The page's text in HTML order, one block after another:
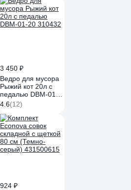
3 450 ₽
Ведро для мусора
Рыжий кот 20л с
педалью DBM-01-
20 310432
4.6(12)
924 ₽